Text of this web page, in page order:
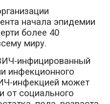
начала эпидемии
более 40
миру.
инфицированный
инфекционного
инфекцией может
от социального